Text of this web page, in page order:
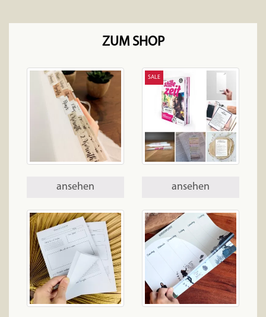
ZUM SHOP
ansehen
SALE
ansehen